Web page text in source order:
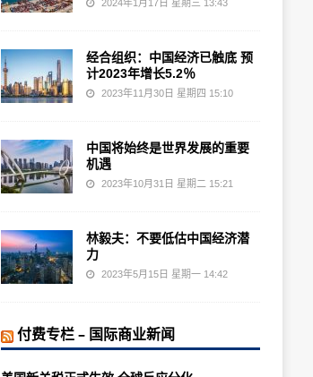
2024年1月17日 星期三 13:43
经合组织：中国经济已触底 预
计2023年增长5.2％
2023年11月30日 星期四 15:10
中国将始终是世界发展的重要
机遇
2023年10月31日 星期二 15:21
林毅夫：不要低估中国经济潜
力
2023年5月15日 星期一 14:42
付费专栏 – 国际商业新闻